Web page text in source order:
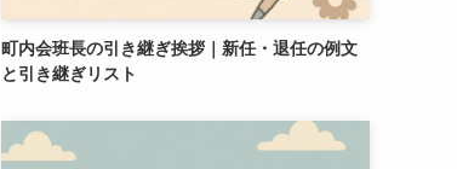
町内会班長の引き継ぎ挨拶｜新任・退任の例文
と引き継ぎリスト